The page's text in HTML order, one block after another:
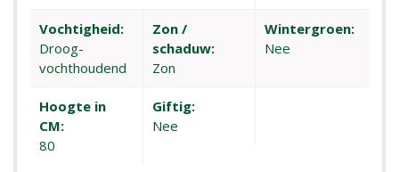
Vochtigheid:
Droog-
vochthoudend
Zon /
schaduw:
Zon
Wintergroen:
Nee
Hoogte in
CM:
80
Giftig:
Nee